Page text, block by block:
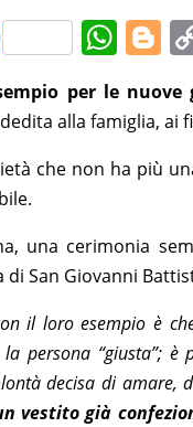
di
W
at
s
A
p
Bl
g
g
per le
alla famiglia, ai
che non ha più
una cerimonia
San Giovanni
il loro esempio è
persona “giusta”; è
decisa di amare,
un vestito già